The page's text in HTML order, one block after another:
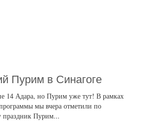
Пурим в Синагоге
14 Адара, но Пурим уже тут! В рамках
мы вчера отметили по
праздник Пурим...